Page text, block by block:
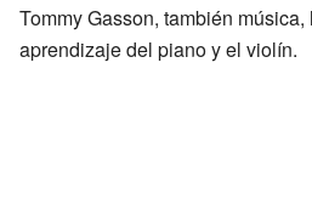
Tommy Gasson, también
aprendizaje del piano y el violín.